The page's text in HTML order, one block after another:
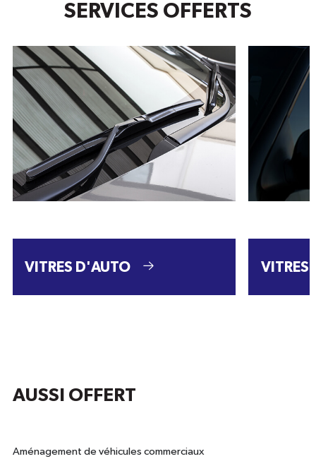
SERVICES OFFERTS
VITRES D'AUTO VITRES
AUSSI OFFERT
Aménagement de véhicules commerciaux